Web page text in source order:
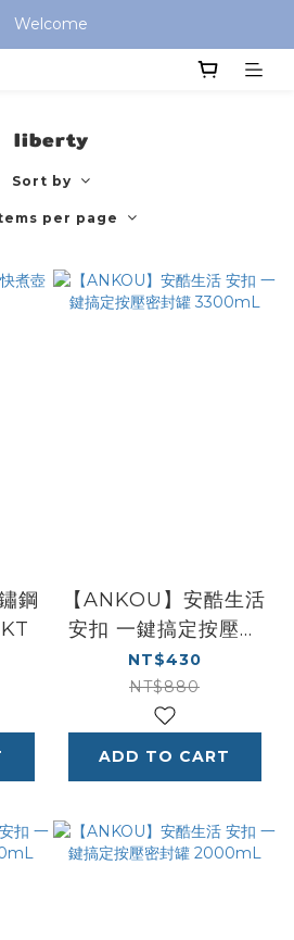
供台灣本島區域，外島地區請洽客服)
Welcome
供台灣本島區域，外島地區請洽客服)
liberty
Sort by
per page
鋼
【ANKOU】安酷生活
安扣 一鍵搞定按壓密
封罐 3300mL
NT$430
NT$880
ADD TO CART